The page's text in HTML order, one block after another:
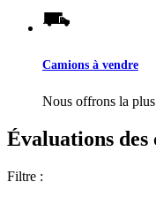
Camions à vendre
Nous offrons la
Évaluations des
Filtre :